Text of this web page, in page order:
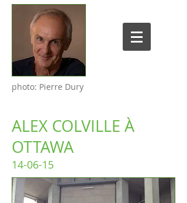
photo: Pierre Dury
ALEX COLVILLE À
OTTAWA
14-06-15